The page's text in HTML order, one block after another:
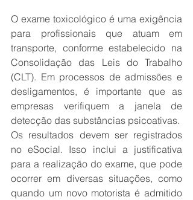
O exame toxicológico é uma exigência
para profissionais que atuam em
transporte, conforme estabelecido na
Consolidação das Leis do Trabalho
(CLT). Em processos de admissões e
desligamentos, é importante que as
empresas verifiquem a janela de
detecção das substâncias psicoativas.
Os resultados devem ser registrados
no eSocial. Isso inclui a justificativa
para a realização do exame, que pode
ocorrer em diversas situações, como
quando um novo motorista é admitido